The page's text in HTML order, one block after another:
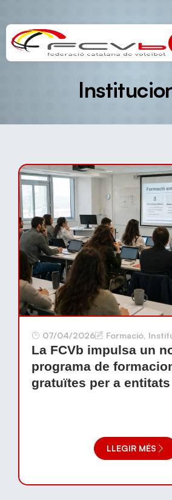
07/04/2026 Formació,
La FCVb impulsa un
programa de
gratuïtes per a entitats
LLEGIR MÉS